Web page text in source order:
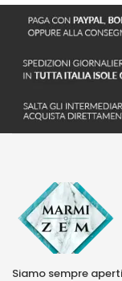
Siamo sempre